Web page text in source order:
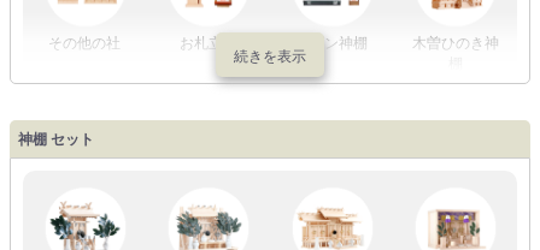
盆提灯一万円
以内
～2万円
～3万円
以上
その他の社 お札立て モダン神棚
木曽ひのき神
神棚 セット